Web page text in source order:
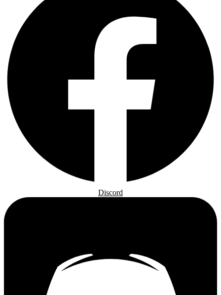
Discord